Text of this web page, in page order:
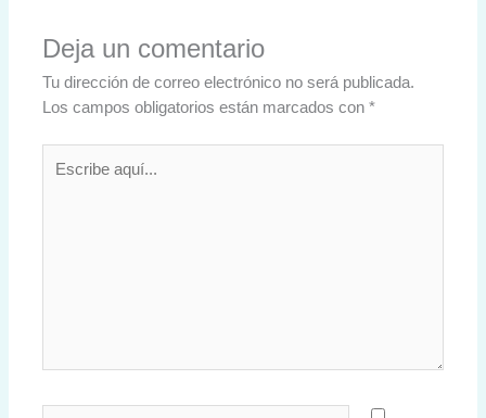
Deja un comentario
Tu dirección de correo electrónico no será publicada.
Los campos obligatorios están marcados con*
aquí...